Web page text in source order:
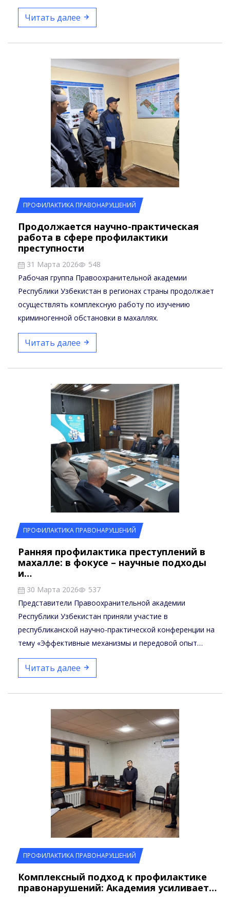
Читать далее
ПРОФИЛАКТИКА ПРАВОНАРУШЕНИЙ
Продолжается научно-практическая
работа в сфере профилактики
преступности
31 Марта 2026
548
Рабочая группа Правоохранительной академии
Республики Узбекистан в регионах страны продолжает
осуществлять комплексную работу по изучению
криминогенной обстановки в махаллях.
Читать далее
ПРОФИЛАКТИКА ПРАВОНАРУШЕНИЙ
Ранняя профилактика преступлений в
махалле: в фокусе – научные подходы
и…
30 Марта 2026
537
Представители Правоохранительной академии
Республики Узбекистан приняли участие в
республиканской научно-практической конференции на
тему «Эффективные механизмы и передовой опыт
раннего…
Читать далее
ПРОФИЛАКТИКА ПРАВОНАРУШЕНИЙ
Комплексный подход к профилактике
правонарушений: Академия усиливает…